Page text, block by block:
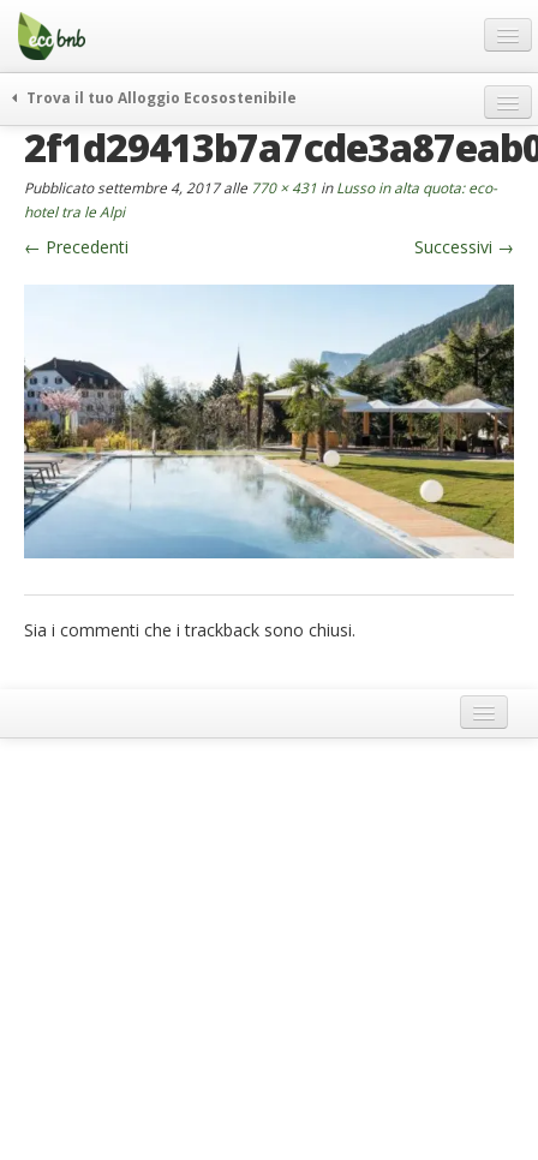
Menu
Salta
contenuto
Offerte Speciali
Regali
FAQ
Chi Siamo
Italiano
German
English
Spanish
Italiano
Trova il tuo Alloggio Ecosostenibile
weekend green
curiosità
vivere e viaggiare verde
news ed eventi
rassegna stampa
Pubblicatosettembre 4, 2017alle 770 × 431 inLusso in alta quota: eco-
hotel tra le Alpi
← Precedenti Successivi →
Sia i commenti che i trackback sono chiusi.